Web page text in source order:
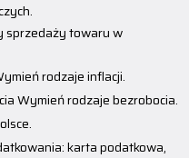
sprzedaży towaru w
rodzaje inflacji.
Wymień rodzaje bezrobocia.
karta podatkowa,